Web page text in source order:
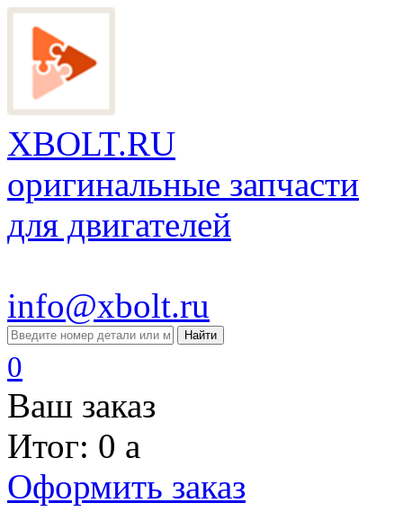
XBOLT.RU
оригинальные запчасти
для двигателей
info@xbolt.ru
Найти
0
Ваш заказ
Итог: 0 a
Оформить заказ